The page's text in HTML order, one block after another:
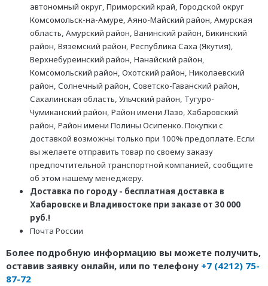
автономный округ, Приморский край, Городской округ
Комсомольск-на-Амуре, Аяно-Майский район, Амурская
область, Амурский район, Ванинский район, Бикинский
район, Вяземский район, Республика Саха (Якутия),
Верхнебуреинский район, Нанайский район,
Комсомольский район, Охотский район, Николаевский
район, Солнечный район, Советско-Гаванский район,
Сахалинская область, Ульчский район, Тугуро-
Чумиканский район, Район имени Лазо, Хабаровский
район, Район имени Полины Осипенко. Покупки с
доставкой возможны только при 100% предоплате. Если
вы желаете отправить товар по своему заказу
предпочтительной транспортной компанией, сообщите
об этом нашему менеджеру.
Доставка по городу - бесплатная доставка в
Хабаровске и Владивостоке при заказе от 30 000
руб.!
Почта России
Более подробную информацию вы можете получить,
оставив заявку онлайн, или по телефону +7 (4212) 75-
87-72